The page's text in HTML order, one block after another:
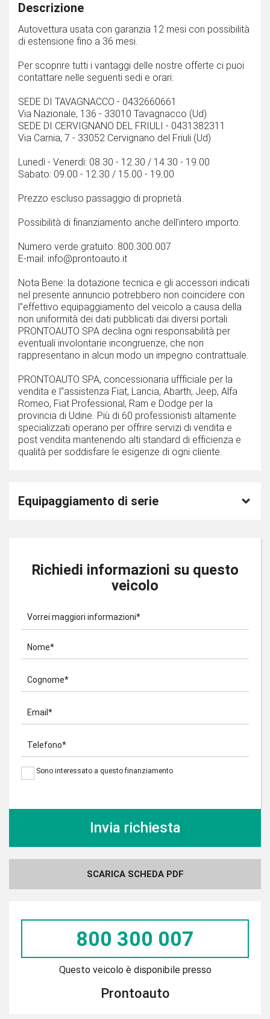
Descrizione
Autovettura usata con garanzia 12 mesi con possibilità
di estensione fino a 36 mesi.
Per scoprire tutti i vantaggi delle nostre offerte ci puoi
contattare nelle seguenti sedi e orari:
SEDE DI TAVAGNACCO - 0432660661
Via Nazionale, 136 - 33010 Tavagnacco (Ud)
SEDE DI CERVIGNANO DEL FRIULI - 0431382311
Via Carnia, 7 - 33052 Cervignano del Friuli (Ud)
Lunedì - Venerdì: 08.30 - 12.30 / 14.30 - 19.00
Sabato: 09.00 - 12.30 / 15.00 - 19.00
Prezzo escluso passaggio di proprietà.
Possibilità di finanziamento anche dell’intero importo.
Numero verde gratuito: 800.300.007
E-mail: info@prontoauto.it
Nota Bene: la dotazione tecnica e gli accessori indicati
nel presente annuncio potrebbero non coincidere con
l''effettivo equipaggiamento del veicolo a causa della
non uniformità dei dati pubblicati dai diversi portali.
PRONTOAUTO SPA declina ogni responsabilità per
eventuali involontarie incongruenze, che non
rappresentano in alcun modo un impegno contrattuale.
PRONTOAUTO SPA, concessionaria uffficiale per la
vendita e l''assistenza Fiat, Lancia, Abarth, Jeep, Alfa
Romeo, Fiat Professional, Ram e Dodge per la
provincia di Udine. Più di 60 professionisti altamente
specializzati operano per offrire servizi di vendita e
post vendita mantenendo alti standard di efficienza e
qualità per soddisfare le esigenze di ogni cliente.
Equipaggiamento di serie
Richiedi informazioni su questo
veicolo
Vorrei maggiori informazioni*
Nome*
Cognome*
Email*
Telefono*
Sono interessato a questo finanziamento
SCARICA SCHEDA PDF
800 300 007
Questo veicolo è disponibile presso
Prontoauto